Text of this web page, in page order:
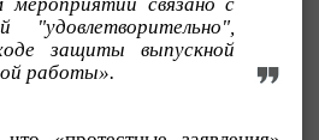
"удовлетворительно",
защиты выпускной
работы».